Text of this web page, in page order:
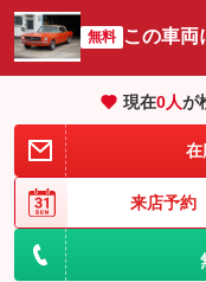
アイドリングストップ
：装備なし
USB入力端子
：装備なし
100V電源
：装備なし
センターデフロック
：装備なし
レンタカーアップ
：装備なし
電動格納ミラー
：装備なし
キーレス
：装備なし
HID(キセノンライト)
：装備なし
バックカメラ
：装備なし
エアロ
：装備なし
ローダウン
：装備なし
：装備なし
ベンチシート
：装備なし
無料 この車両
現在0人が
在
来店予約